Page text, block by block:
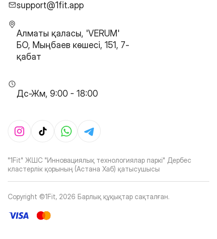
support@1fit.app
Алматы қаласы, 'VERUM'
БО, Мыңбаев көшесі, 151, 7-
қабат
Дс-Жм, 9:00 - 18:00
"1Fit" ЖШС "Инновациялық технологиялар паркі" Дербес
кластерлік қорының (Астана Хаб) қатысушысы
Copyright ©1Fit, 2026 Барлық құқықтар сақталған.